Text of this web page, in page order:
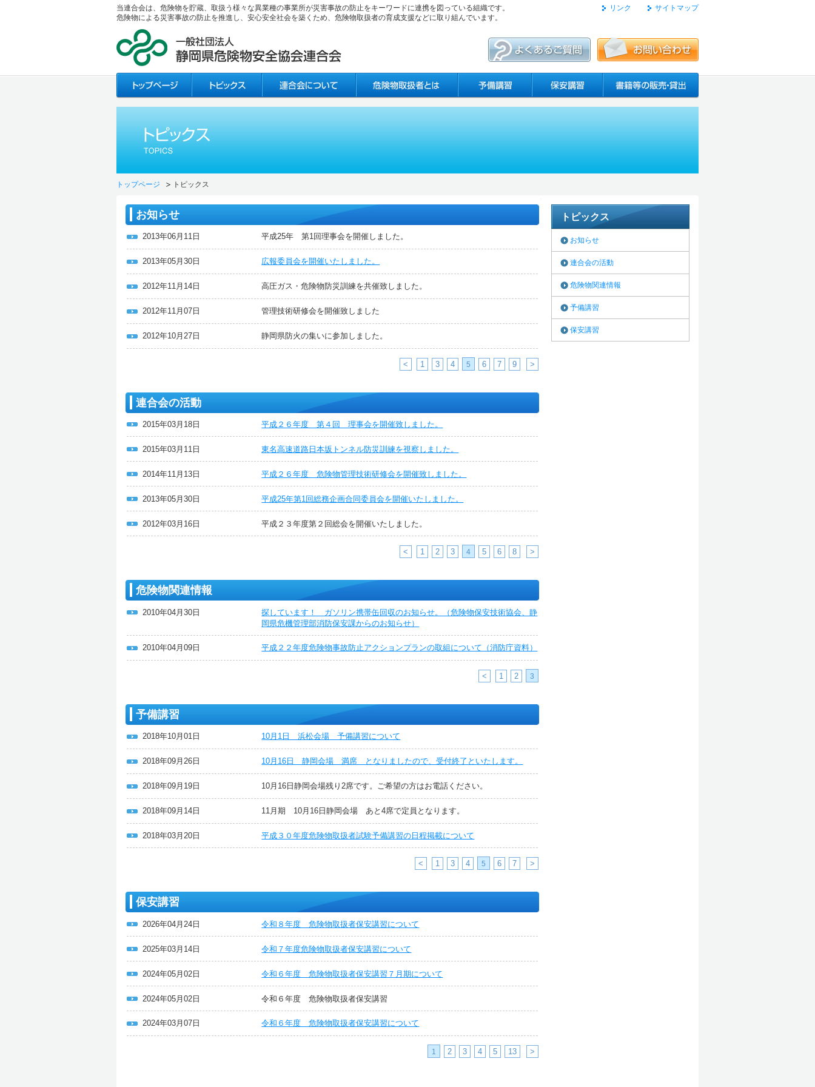
当連合会は、危険物を貯蔵、取扱う様々な異業種の事業所が災害事故の防止をキーワードに連携を図っている組織です。
危険物による災害事故の防止を推進し、安心安全社会を築くため、危険物取扱者の育成支援などに取り組んでいます。
リンク サイトマップ
トップページ トピックス
お知らせ
2013年06月11日 平成25年 第1回理事会を開催しました。
2013年05月30日 広報委員会を開催いたしました。
2012年11月14日 高圧ガス・危険物防災訓練を共催致しました。
2012年11月07日 管理技術研修会を開催致しました
2012年10月27日 静岡県防火の集いに参加しました。
< 1 3 4 5 6 7 9 >
連合会の活動
2015年03月18日 平成２６年度 第４回 理事会を開催致しました。
2015年03月11日 東名高速道路日本坂トンネル防災訓練を視察しました。
2014年11月13日 平成２６年度 危険物管理技術研修会を開催致しました。
2013年05月30日 平成25年第1回総務企画合同委員会を開催いたしました。
2012年03月16日 平成２３年度第２回総会を開催いたしました。
< 1 2 3 4 5 6 8 >
危険物関連情報
2010年04月30日
探しています！ ガソリン携帯缶回収のお知らせ。（危険物保安技術協会、静
岡県危機管理部消防保安課からのお知らせ）
2010年04月09日 平成２２年度危険物事故防止アクションプランの取組について（消防庁資料）
< 1 2 3
予備講習
2018年10月01日 10月1日 浜松会場 予備講習について
2018年09月26日 10月16日 静岡会場 満席 となりましたので、受付終了といたします。
2018年09月19日 10月16日静岡会場残り2席です。ご希望の方はお電話ください。
2018年09月14日 11月期 10月16日静岡会場 あと4席で定員となります。
2018年03月20日 平成３０年度危険物取扱者試験予備講習の日程掲載について
< 1 3 4 5 6 7 >
保安講習
2026年04月24日 令和８年度 危険物取扱者保安講習について
2025年03月14日 令和７年度危険物取扱者保安講習について
2024年05月02日 令和６年度 危険物取扱者保安講習７月期について
2024年05月02日 令和６年度 危険物取扱者保安講習
2024年03月07日 令和６年度 危険物取扱者保安講習について
1 2 3 4 5 13 >
トピックス
お知らせ
連合会の活動
危険物関連情報
予備講習
保安講習